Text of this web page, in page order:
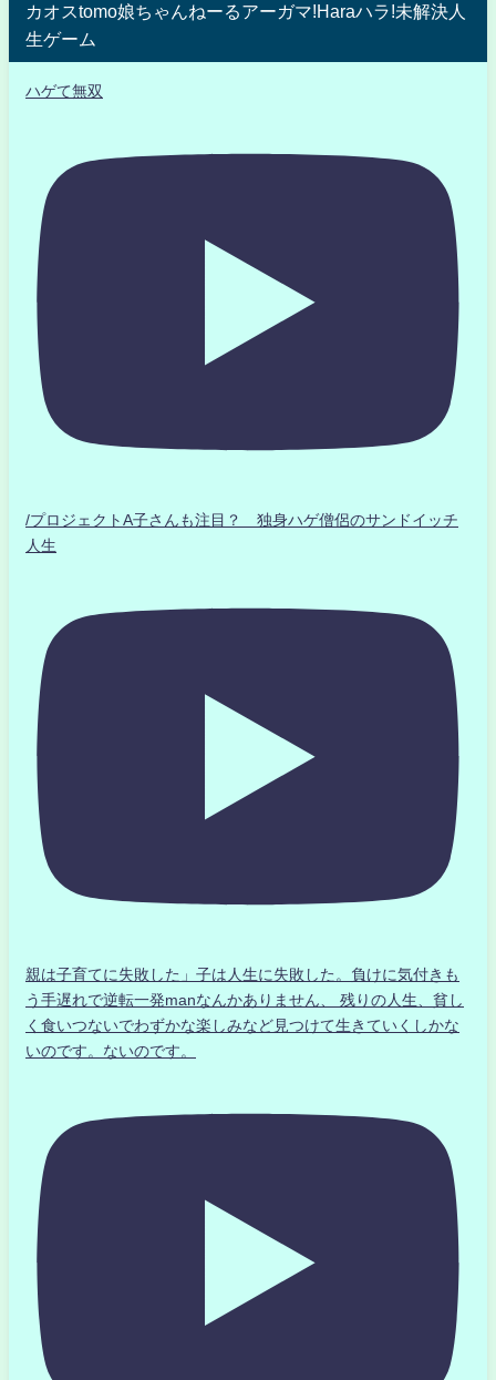
カオスtomo娘ちゃんねーるアーガマ!Haraハラ!未解決人
生ゲーム
ハゲて無双
/プロジェクトA子さんも注目？ 独身ハゲ僧侶のサンドイッチ
人生
親は子育てに失敗した」子は人生に失敗した。負けに気付きも
う手遅れで逆転一発manなんかありません、 残りの人生、貧し
く食いつないでわずかな楽しみなど見つけて生きていくしかな
いのです。ないのです。